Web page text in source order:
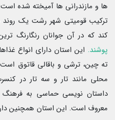
ها و مازندرانی ها آمیخته شده
ترکیب قومیتی شهر رشت یک
کند که در آن جوانان رنگارنگ
پوشند. این استان دارای انواع
ته چین، ترشی و باقالی قاتوق
محلی مانند تار و سه تار در
داستان نویسی حماسی به
معروف است. این استان همچنین